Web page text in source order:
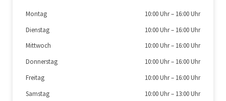
Montag 10:00 Uhr– 16:00 Uhr
Dienstag
10:00 Uhr– 16:00 Uhr
Mittwoch
10:00 Uhr– 16:00 Uhr
Donnerstag
10:00 Uhr– 16:00 Uhr
Freitag
10:00 Uhr– 16:00 Uhr
Samstag
10:00 Uhr– 13:00 Uhr